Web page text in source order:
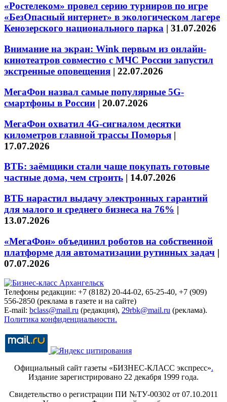
«Ростелеком» провел серию турниров по игре
«БезОпасный интернет» в экологическом лагере
Кенозерского национального парка | 31.07.2026
Внимание на экран: Wink первым из онлайн-
кинотеатров совместно с МЧС России запустил
экстренные оповещения | 22.07.2026
МегаФон назвал самые популярные 5G-
смартфоны в России | 20.07.2026
МегаФон охватил 4G-сигналом десятки
километров главной трассы Поморья |
17.07.2026
ВТБ: заёмщики стали чаще покупать готовые
частные дома, чем строить | 14.07.2026
ВТБ нарастил выдачу электронных гарантий
для малого и среднего бизнеса на 76% |
13.07.2026
«МегаФон» объединил роботов на собственной
платформе для автоматизации рутинных задач |
07.07.2026
Телефоны редакции: +7 (8182) 20-44-02, 65-25-40, +7 (909)
556-2850 (реклама в газете и на сайте)
E-mail: bclass@mail.ru (редакция), 29rbk@mail.ru (реклама).
Политика конфиденциальности.
Официальный сайт газеты «БИЗНЕС-КЛАСС экспресс».
Издание зарегистрировано 22 декабря 1999 года.
Свидетельство о регистрации ПИ №ТУ-00302 от 07.10.2011